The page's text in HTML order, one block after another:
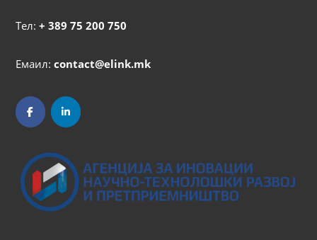
Тел: + 389 75 200 750
Емаил: contact@elink.mk